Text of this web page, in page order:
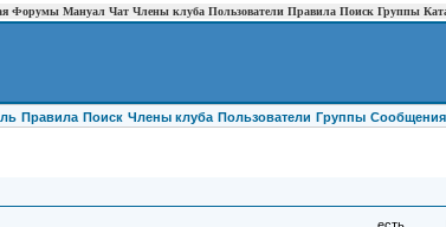
Форумы Мануал Чат Члены клуба Пользователи Правила Поиск Группы
Правила Поиск Члены клуба Пользователи Группы Cообщения